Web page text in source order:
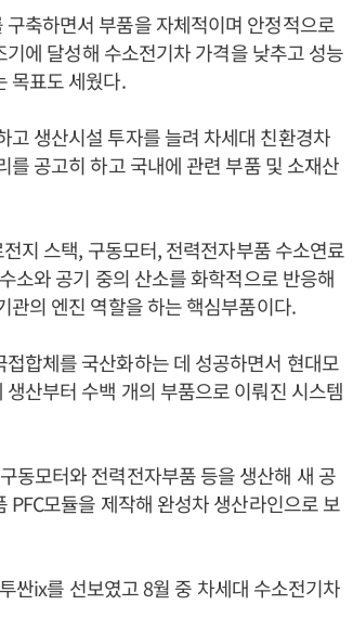
축하면서 부품을 자체적이며 안정적으로
에 달성해 수소전기차 가격을 낮추고 성능
목표도 세웠다.
생산시설 투자를 늘려 차세대 친환경차
공고히 하고 국내에 관련 부품 및 소재산
지 스택, 구동모터, 전력전자부품 수소연료
소와 공기 중의 산소를 화학적으로 반응해
관의 엔진 역할을 하는 핵심부품이다.
합체를 국산화하는 데 성공하면서 현대모
산부터 수백 개의 부품으로 이뤄진 시스템
동모터와 전력전자부품 등을 생산해 새 공
모듈을 제작해 완성차 생산라인으로 보
싼ix를 선보였고 8월 중 차세대 수소전기차